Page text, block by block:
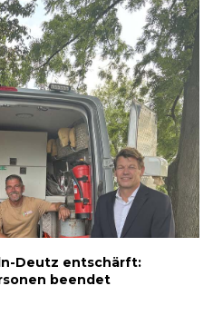
Deutz entschärft:
beendet